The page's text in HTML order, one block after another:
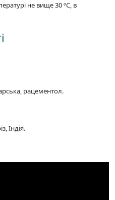
не вище 30 ºС, в
рацементол.
Індія.